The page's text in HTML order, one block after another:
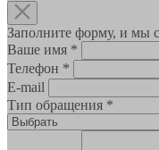
Заполните форму, и мы
Ваше имя *
Телефон *
E-mail
Тип обращения *